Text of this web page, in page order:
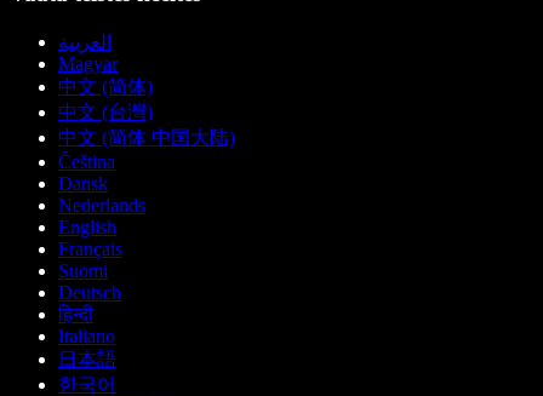
العربية
Magyar
中文 (简体)
中文 (台灣)
中文 (简体 中国大陆)
Čeština
Dansk
Nederlands
English
Français
Suomi
Deutsch
हिन्दी
Italiano
日本語
한국어